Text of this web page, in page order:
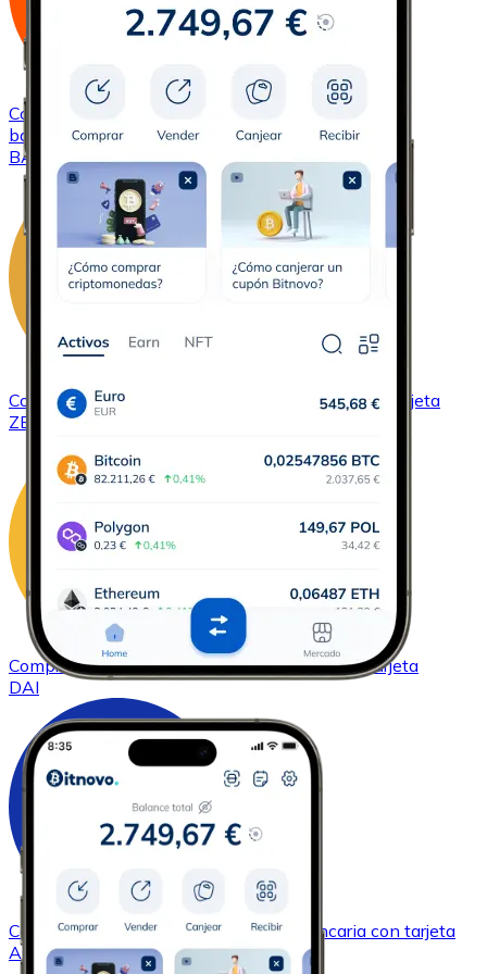
Comprar
bancariacon tarjeta
BAT
ComprarZCash con transferencia bancariacon tarjeta
ZEC
ComprarDAIcon transferencia bancariacon tarjeta
DAI
ComprarCardanocon transferencia bancaria con tarjeta
ADA